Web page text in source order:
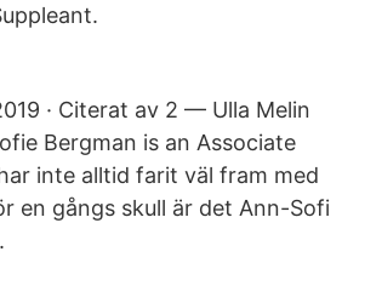
· Citerat av 2 — Ulla Melin
Bergman is an Associate
inte alltid farit väl fram med
en gångs skull är det Ann-Sofi